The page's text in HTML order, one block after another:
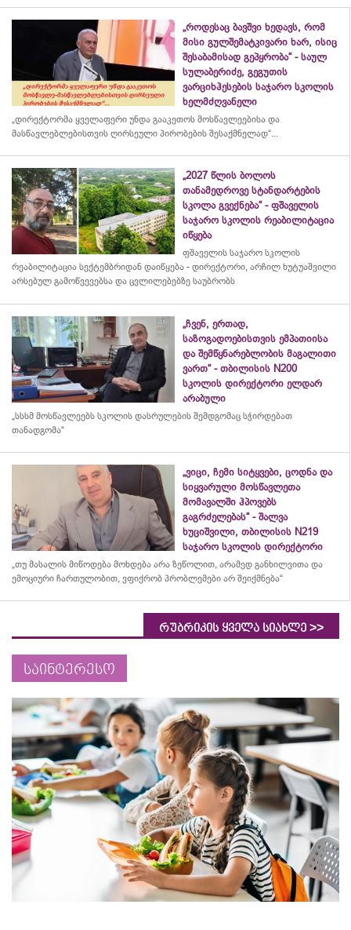
„როდესაც ბავშვი ხედავს, რომ
მისი გულშემატკივარი ხარ, ისიც
შესაბამისად გეპყრობა“ - საულ
სულაბერიძე, გეგუთის
ვარციხჰესების საჯარო სკოლის
ხელმძღვანელი
„დირექტორმა ყველაფერი უნდა გააკეთოს მოსწავლეებისა და
მასწავლებლებისთვის ღირსეული პირობების შესაქმნელად“...
„2027 წლის ბოლოს
თანამედროვე სტანდარტების
სკოლა გვექნება“ - ფშაველის
საჯარო სკოლის რეაბილიტაცია
იწყება
ფშაველის საჯარო სკოლის
რეაბილიტაცია სექტემბრიდან დაიწყება - დირექტორი, არჩილ ხუტუაშვილი
არსებულ გამოწვევებსა და ცვლილებებზე საუბრობს
„ჩვენ, ერთად,
საზოგადოებისთვის ემპათიისა
და შემწყნარებლობის მაგალითი
ვართ“ - თბილისის N200
სკოლის დირექტორი ელდარ
არაბული
„სსსმ მოსწავლეებს სკოლის დასრულების შემდგომაც სჭირდებათ
თანადგომა“
„ვიცი, ჩემი სიტყვები, ცოდნა და
სიყვარული მოსწავლეთა
მომავალში ჰპოვებს
გაგრძელებას“ - შალვა
ხუციშვილი, თბილისის N219
საჯარო სკოლის დირექტორი
„თუ მასალის მიწოდება მოხდება არა ზეწოლით, არამედ განხილვითა და
ემოციური ჩართულობით, ვფიქრობ პრობლემები არ შეიქმნება“
რუბრიკის ყველა სიახლე >>
საინტერესო